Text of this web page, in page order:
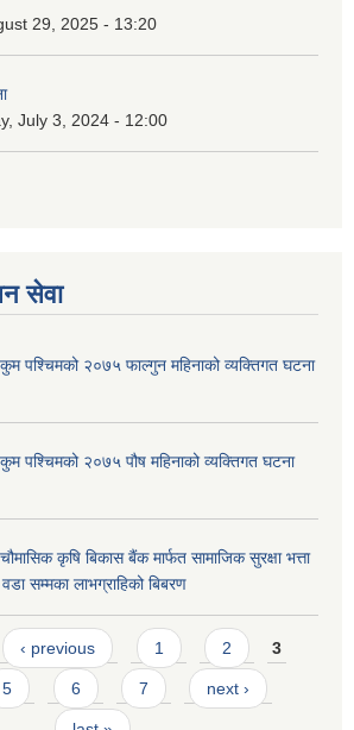
29, 2025 - 13:20
July 3, 2024 - 12:00
सेवा
पश्चिमको २०७५ फाल्गुन महिनाको व्यक्तिगत घटना
पश्चिमको २०७५ पौष महिनाको व्यक्तिगत घटना
कृषि बिकास बैंक मार्फत सामाजिक सुरक्षा भत्ता
सम्मका लाभग्राहिको बिबरण
‹ previous 1 2 3
5 6 7 next ›